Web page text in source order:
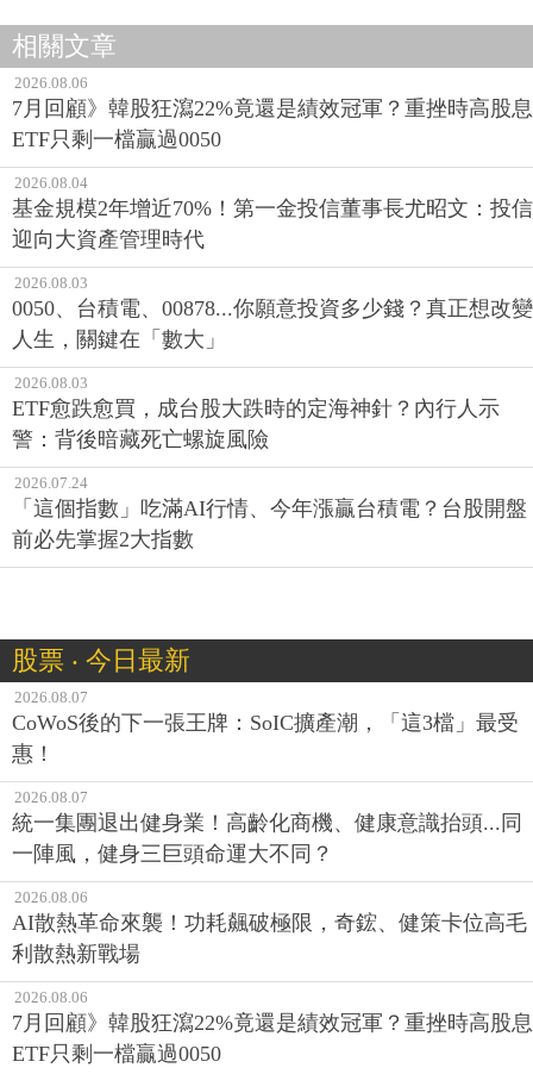
相關文章
2026.08.06
7月回顧》韓股狂瀉22%竟還是績效冠軍？重挫時高股息
ETF只剩一檔贏過0050
2026.08.04
基金規模2年增近70%！第一金投信董事長尤昭文：投信
迎向大資產管理時代
2026.08.03
0050、台積電、00878...你願意投資多少錢？真正想改變
人生，關鍵在「數大」
2026.08.03
ETF愈跌愈買，成台股大跌時的定海神針？內行人示
警：背後暗藏死亡螺旋風險
2026.07.24
「這個指數」吃滿AI行情、今年漲贏台積電？台股開盤
前必先掌握2大指數
股票 ‧ 今日最新
2026.08.07
CoWoS後的下一張王牌：SoIC擴產潮，「這3檔」最受
惠！
2026.08.07
統一集團退出健身業！高齡化商機、健康意識抬頭...同
一陣風，健身三巨頭命運大不同？
2026.08.06
AI散熱革命來襲！功耗飆破極限，奇鋐、健策卡位高毛
利散熱新戰場
2026.08.06
7月回顧》韓股狂瀉22%竟還是績效冠軍？重挫時高股息
ETF只剩一檔贏過0050